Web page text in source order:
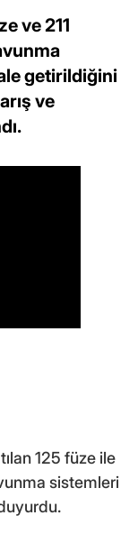
ve 211
getirildiğini
ve
125 füze ile
sistemleri